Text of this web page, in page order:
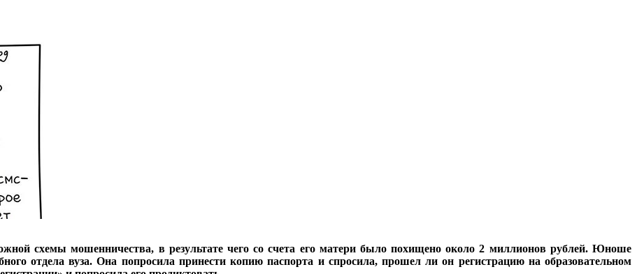
схемы мошенничества, в результате чего со счета его матери было похищено около 2 миллионов рублей. Юноше
отдела вуза. Она попросила принести копию паспорта и спросила, прошел ли он регистрацию на образовательном